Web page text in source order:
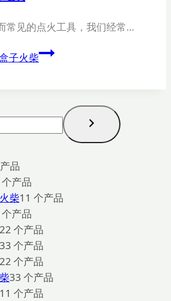
常见的点火工具，我们经常…
子火柴
品
产品
柴1 1 个产品
产品
22 个产品
33 个产品
22 个产品
33 个产品
1 1 个产品